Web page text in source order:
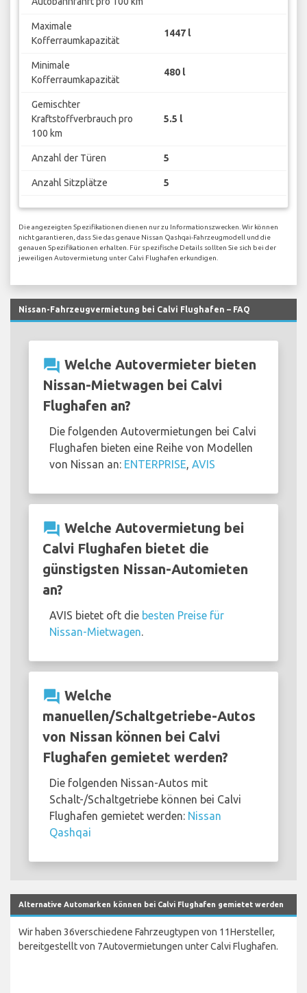
Maximale
Kofferraumkapazität
1447 l
Minimale
Kofferraumkapazität
480 l
Gemischter
Kraftstoffverbrauch pro
100 km
5.5 l
Anzahl der Türen 5
Anzahl Sitzplätze 5
Die angezeigten Spezifikationen dienen nur zu Informationszwecken. Wir können
nicht garantieren, dass Sie das genaue Nissan Qashqai-Fahrzeugmodell und die
genauen Spezifikationen erhalten. Für spezifische Details sollten Sie sich bei der
jeweiligen Autovermietung unter Calvi Flughafen erkundigen.
Nissan-Fahrzeugvermietung bei Calvi Flughafen – FAQ
question_answer Welche Autovermieter bieten
Nissan-Mietwagen bei Calvi
Flughafen an?
Die folgenden Autovermietungen bei Calvi
Flughafen bieten eine Reihe von Modellen
von Nissan an: ENTERPRISE, AVIS
question_answer Welche Autovermietung bei
Calvi Flughafen bietet die
günstigsten Nissan-Automieten
an?
AVIS bietet oft die besten Preise für
Nissan-Mietwagen.
question_answer Welche
manuellen/Schaltgetriebe-Autos
von Nissan können bei Calvi
Flughafen gemietet werden?
Die folgenden Nissan-Autos mit
Schalt-/Schaltgetriebe können bei Calvi
Flughafen gemietet werden: Nissan
Qashqai
Alternative Automarken können bei Calvi Flughafen gemietet werden
Wir haben 36verschiedene Fahrzeugtypen von 11Hersteller,
bereitgestellt von 7Autovermietungen unter Calvi Flughafen.